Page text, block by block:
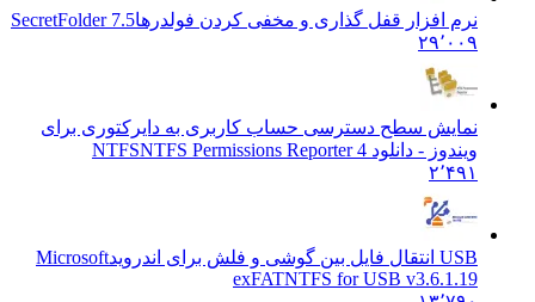
نرم افزار قفل گذاری و مخفی کردن فولدرهاSecretFolder 7.5
۲۹٬۰۰۹
نمایش سطح دسترسی حساب کاربری به دایرکتوری برای
ویندوز - دانلود NTFS NTFS Permissions Reporter 4
۲٬۴۹۱
USB انتقال فایل بین گوشی و فلش برای اندروید
Microsoft
exFATNTFS for USB v3.6.1.19